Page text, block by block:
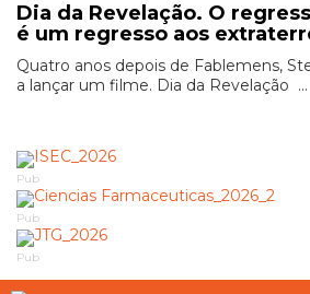
Dia da Revelação. O
é um regresso aos
Quatro anos depois de Fablemens,
a lançar um filme. Dia da Revelação ...
Pub
Pub
Pub